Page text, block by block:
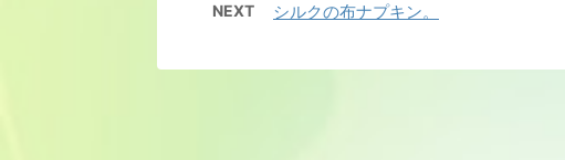
NEXT シルクの布ナプキン。